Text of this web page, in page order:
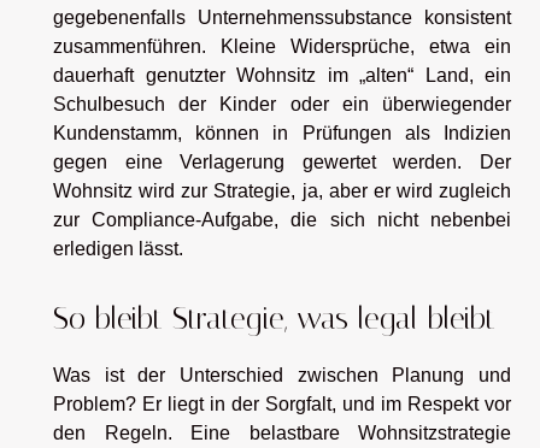
gegebenenfalls Unternehmenssubstance konsistent
zusammenführen. Kleine Widersprüche, etwa ein
dauerhaft genutzter Wohnsitz im „alten“ Land, ein
Schulbesuch der Kinder oder ein überwiegender
Kundenstamm, können in Prüfungen als Indizien
gegen eine Verlagerung gewertet werden. Der
Wohnsitz wird zur Strategie, ja, aber er wird zugleich
zur Compliance-Aufgabe, die sich nicht nebenbei
erledigen lässt.
So bleibt Strategie, was legal bleibt
Was ist der Unterschied zwischen Planung und
Problem? Er liegt in der Sorgfalt, und im Respekt vor
den Regeln. Eine belastbare Wohnsitzstrategie